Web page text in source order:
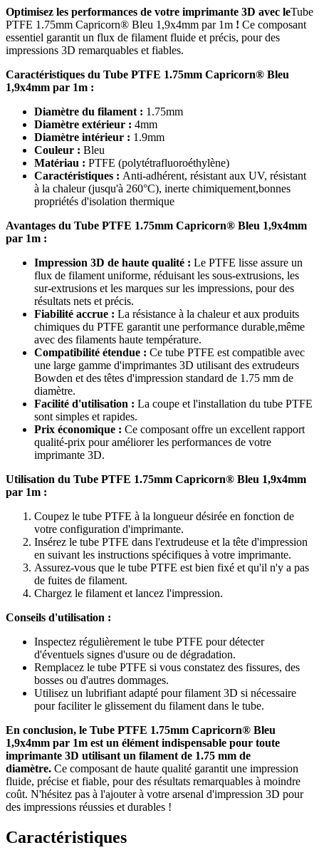
Optimisez les performances de votre imprimante 3D avec leTube
PTFE 1.75mm Capricorn® Bleu 1,9x4mm par 1m ! Ce composant
essentiel garantit un flux de filament fluide et précis, pour des
impressions 3D remarquables et fiables.
Caractéristiques du Tube PTFE 1.75mm Capricorn® Bleu
1,9x4mm par 1m :
Diamètre du filament : 1.75mm
Diamètre extérieur : 4mm
Diamètre intérieur : 1.9mm
Couleur : Bleu
Matériau : PTFE (polytétrafluoroéthylène)
Caractéristiques : Anti-adhérent, résistant aux UV, résistant
à la chaleur (jusqu'à 260°C), inerte chimiquement,bonnes
propriétés d'isolation thermique
Avantages du Tube PTFE 1.75mm Capricorn® Bleu 1,9x4mm
par 1m :
Impression 3D de haute qualité : Le PTFE lisse assure un
flux de filament uniforme, réduisant les sous-extrusions, les
sur-extrusions et les marques sur les impressions, pour des
résultats nets et précis.
Fiabilité accrue : La résistance à la chaleur et aux produits
chimiques du PTFE garantit une performance durable,même
avec des filaments haute température.
Compatibilité étendue : Ce tube PTFE est compatible avec
une large gamme d'imprimantes 3D utilisant des extrudeurs
Bowden et des têtes d'impression standard de 1.75 mm de
diamètre.
Facilité d'utilisation : La coupe et l'installation du tube PTFE
sont simples et rapides.
Prix économique : Ce composant offre un excellent rapport
qualité-prix pour améliorer les performances de votre
imprimante 3D.
Utilisation du Tube PTFE 1.75mm Capricorn® Bleu 1,9x4mm
par 1m :
Coupez le tube PTFE à la longueur désirée en fonction de
votre configuration d'imprimante.
Insérez le tube PTFE dans l'extrudeuse et la tête d'impression
en suivant les instructions spécifiques à votre imprimante.
Assurez-vous que le tube PTFE est bien fixé et qu'il n'y a pas
de fuites de filament.
Chargez le filament et lancez l'impression.
Conseils d'utilisation :
Inspectez régulièrement le tube PTFE pour détecter
d'éventuels signes d'usure ou de dégradation.
Remplacez le tube PTFE si vous constatez des fissures, des
bosses ou d'autres dommages.
Utilisez un lubrifiant adapté pour filament 3D si nécessaire
pour faciliter le glissement du filament dans le tube.
En conclusion, le Tube PTFE 1.75mm Capricorn® Bleu
1,9x4mm par 1m est un élément indispensable pour toute
imprimante 3D utilisant un filament de 1.75 mm de
diamètre. Ce composant de haute qualité garantit une impression
fluide, précise et fiable, pour des résultats remarquables à moindre
coût. N'hésitez pas à l'ajouter à votre arsenal d'impression 3D pour
des impressions réussies et durables !
Caractéristiques